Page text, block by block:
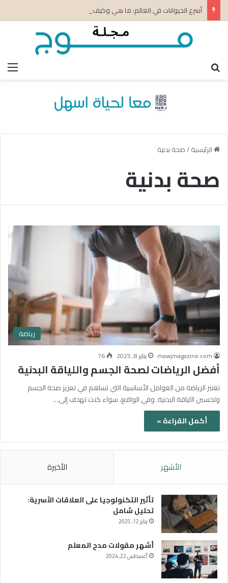
أسرع الحيوانات في العالم: ما هي وكيف تكتسب سرعتها؟
الرئيسية/صحة بدنية
صحة بدنية
رياضة
mawjmagazine.com يناير 8, 2025 76
أفضل الرياضات لصحة الجسم واللياقة البدنية
تعتبر الرياضة من العوامل الأساسية التي تساهم في تعزيز صحة الجسم
وتحسين اللياقة البدنية. وفي الواقع، سواء كنت تهدف إلى…
أكمل القراءة »
الأشهر الأخيرة
تأثير التكنولوجيا على العلاقات الأسرية:
تحليل شامل
يناير 12, 2025
أشهر مقولات مدح المعلم
أغسطس 22, 2024